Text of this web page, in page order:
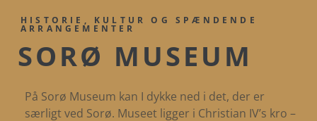
HISTORIE, KULTUR OG SPÆNDENDE
ARRANGEMENTER
SORØ MUSEUM
På Sorø Museum kan I dykke ned i det, der er
særligt ved Sorø. Museet ligger i Christian IV’s kro –